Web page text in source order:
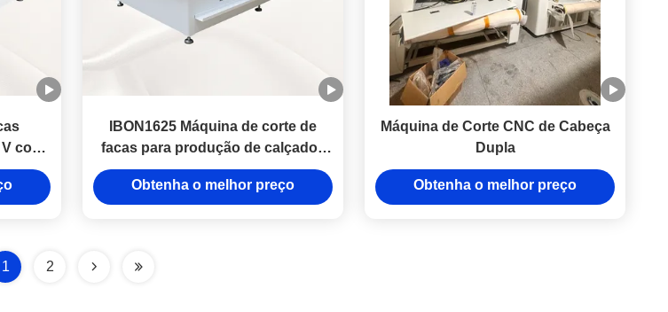
com
IBON1625 Máquina de corte de
facas para produção de calçados
de alta precisão de várias camadas
(± 0,1 mm) sem moldes
Obtenha o melhor preço
Máquina de Corte CNC de Cabeça
Dupla
Obtenha o melhor preço
1 2